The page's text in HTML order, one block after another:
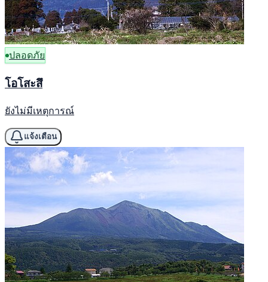
ปลอดภัย
โอโสะสึ
ยังไม่มีเหตุการณ์
แจ้งเตือน